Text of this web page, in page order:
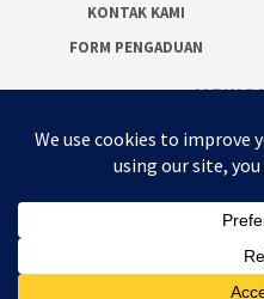
KONTAK KAMI
FORM PENGADUAN
Facebook
WordPress
Youtube